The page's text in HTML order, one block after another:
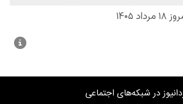
در شبکه‌های اجتماعی